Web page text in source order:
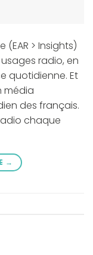
> Insights)
radio, en
quotidienne. Et
média
des français.
chaque
→